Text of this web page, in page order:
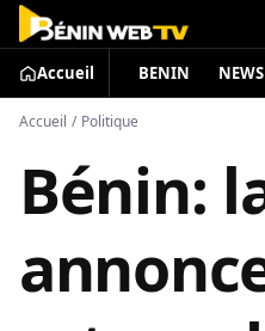
Accueil BENIN NEWS
Accueil / Politique
Bénin: